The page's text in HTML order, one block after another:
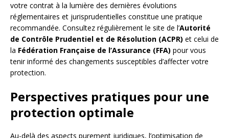
votre contrat à la lumière des dernières évolutions
réglementaires et jurisprudentielles constitue une pratique
recommandée. Consultez régulièrement le site de l’Autorité
de Contrôle Prudentiel et de Résolution (ACPR) et celui de
la Fédération Française de l’Assurance (FFA) pour vous
tenir informé des changements susceptibles d’affecter votre
protection.
Perspectives pratiques pour une
protection optimale
Au-delà des aspects purement juridiques, l’optimisation de